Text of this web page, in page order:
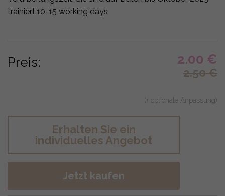
trainiert.10-15 working days
Preis: 2.00 €
2.50€
(+ optionale Anpassung)
Erhalten Sie ein
individuelles Angebot
Jetzt kaufen